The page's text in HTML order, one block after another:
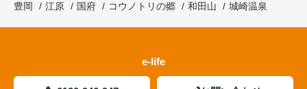
豊岡
江原 国府 コウノトリの郷 和田山 城崎温泉
e-life